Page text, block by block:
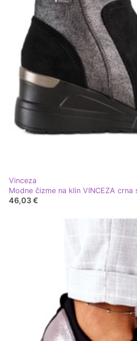
Vinceza
Modne čizme na klin VINCEZA crna
46,03 €